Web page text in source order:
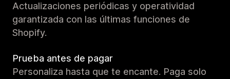
Actualizaciones periódicas y operatividad
garantizada con las últimas funciones de
Shopify.
Prueba antes de pagar
Personaliza hasta que te encante. Paga solo